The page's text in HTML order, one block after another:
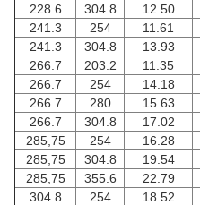
228.6
304.8 12.50
241.3
254 11.61
241.3
304.8 13.93
266.7
203.2 11.35
266.7
254 14.18
266.7
280 15.63
266.7
304.8 17.02
285,75
254 16.28
285,75
304.8 19.54
285,75
355.6 22.79
304.8
254 18.52